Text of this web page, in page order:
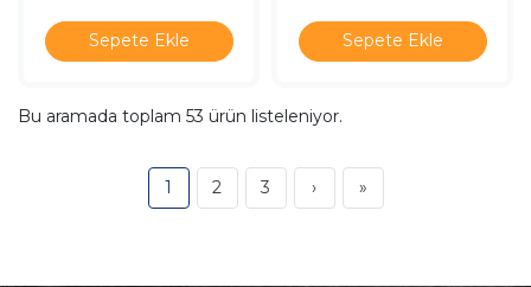
Sepete Ekle Sepete Ekle
Bu aramada toplam 53 ürün listeleniyor.
1 2 3 › »